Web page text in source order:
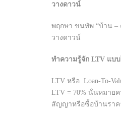
วางดาวน์
พฤกษา ขนทัพ “บ้าน –
วางดาวน์
ทำความรู้จัก LTV แบ
LTV หรือ Loan-To-
LTV = 70% นั่นหมาย
สัญญาหรือซื้อบ้านราค